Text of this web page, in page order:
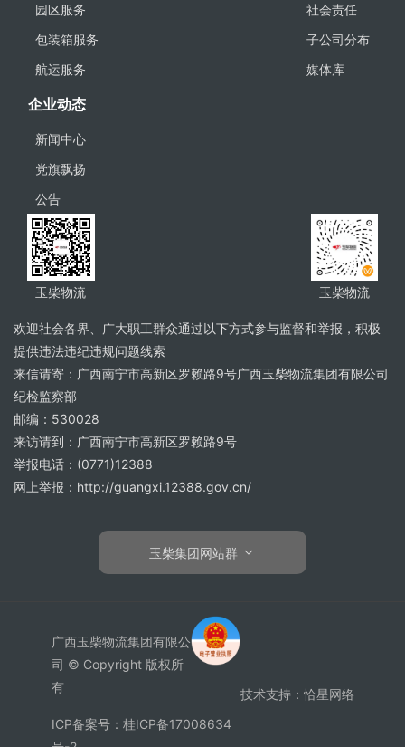
园区服务
包装箱服务
航运服务
社会责任
子公司分布
媒体库
企业动态
新闻中心
党旗飘扬
公告
玉柴物流 玉柴物流
欢迎社会各界、广大职工群众通过以下方式参与监督和举报，积极
提供违法违纪违规问题线索
来信请寄：广西南宁市高新区罗赖路9号广西玉柴物流集团有限公司
纪检监察部
邮编：530028
来访请到：广西南宁市高新区罗赖路9号
举报电话：(0771)12388
网上举报：http://guangxi.12388.gov.cn/
玉柴集团网站群
广西玉柴物流集团有限公
司 © Copyright 版权所
有
ICP备案号：桂ICP备17008634
技术支持：恰星网络